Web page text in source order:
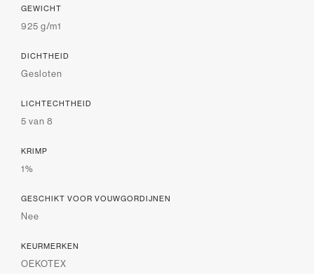
GEWICHT
925 g/m1
DICHTHEID
Gesloten
LICHTECHTHEID
5 van 8
KRIMP
1%
GESCHIKT VOOR VOUWGORDIJNEN
Nee
KEURMERKEN
OEKOTEX